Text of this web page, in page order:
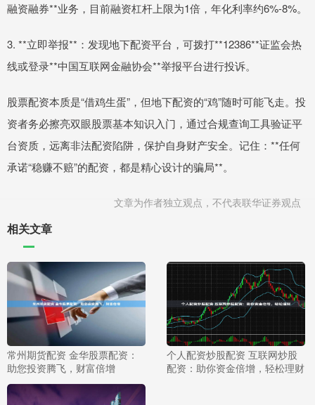
融资融券**业务，目前融资杠杆上限为1倍，年化利率约6%-8%。
3. **立即举报**：发现地下配资平台，可拨打**12386**证监会热
线或登录**中国互联网金融协会**举报平台进行投诉。
股票配资本质是“借鸡生蛋”，但地下配资的“鸡”随时可能飞走。投
资者务必擦亮双眼股票基本知识入门，通过合规查询工具验证平
台资质，远离非法配资陷阱，保护自身财产安全。记住：**任何
承诺“稳赚不赔”的配资，都是精心设计的骗局**。
文章为作者独立观点，不代表联华证券观点
相关文章
常州期货配资 金华股票配资：
助您投资腾飞，财富倍增
个人配资炒股配资 互联网炒股
配资：助你资金倍增，轻松理财